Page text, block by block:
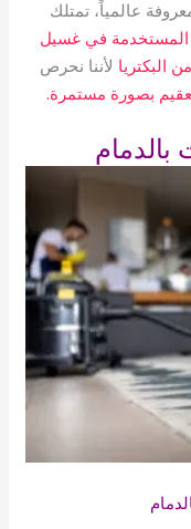
عالمياً، تمتلك
المستخدمة في غسيل
لأننا نحرص
بصورة مستمرة.